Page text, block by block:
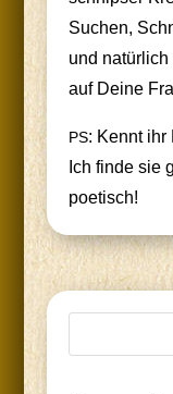
Suchen,
und
auf Dei­ne
PS: Kennt ihr
Ich fin­de sie
poetisch!